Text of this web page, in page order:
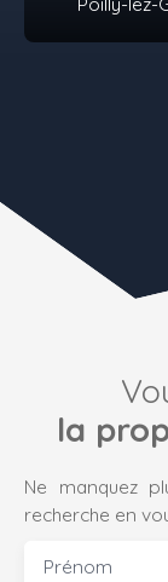
la
Ne manquez
recherche en
Prénom